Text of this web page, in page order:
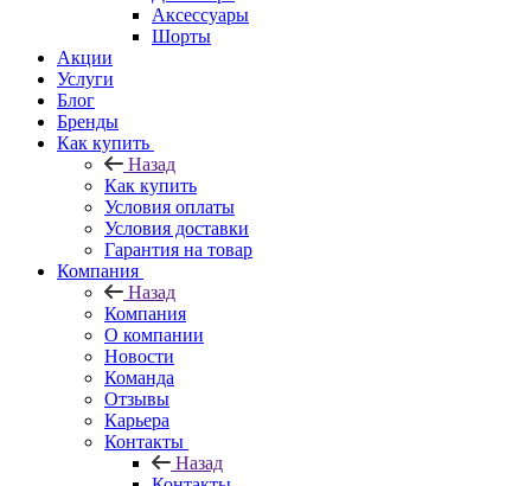
Аксессуары
Шорты
Акции
Услуги
Блог
Бренды
Как купить
Назад
Как купить
Условия оплаты
Условия доставки
Гарантия на товар
Компания
Назад
Компания
О компании
Новости
Команда
Отзывы
Карьера
Контакты
Назад